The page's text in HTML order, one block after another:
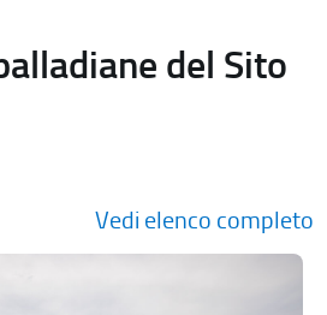
del Sito
Vedi elenco completo